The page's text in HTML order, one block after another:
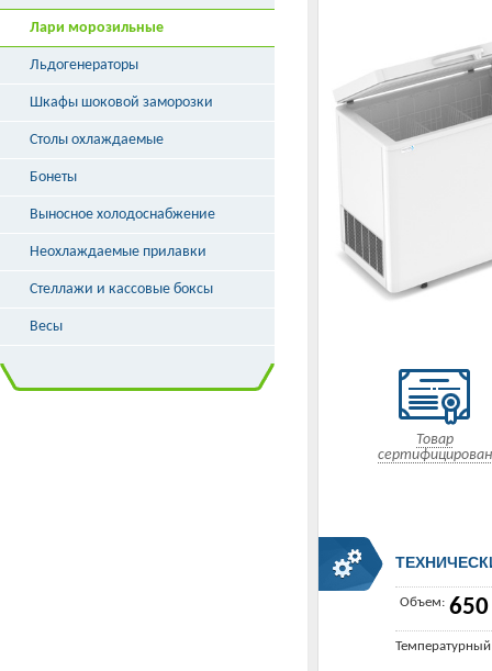
Товар
сертифицирован
Объем:
Лари морозильные
Льдогенераторы
Шкафы шоковой заморозки
Столы охлаждаемые
Бонеты
Выносное холодоснабжение
Неохлаждаемые прилавки
Стеллажи и кассовые боксы
Весы